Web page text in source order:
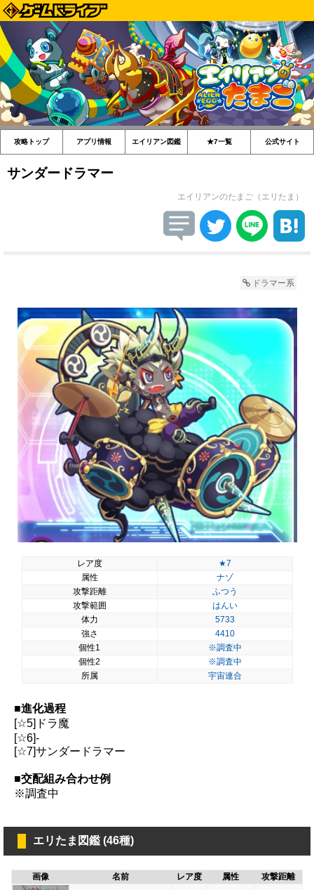
攻略トップ アプリ情報 エイリアン図鑑 ★7一覧 公式サイト
サンダードラマー
エイリアンのたまご（エリたま）
ドラマー系
レア度
★7
属性
ナゾ
攻撃距離
ふつう
攻撃範囲
はんい
体力
5733
強さ
4410
個性1
※調査中
個性2
※調査中
所属
宇宙連合
■進化過程
[☆5]ドラ魔
[☆6]-
[☆7]サンダードラマー
■交配組み合わせ例
※調査中
エリたま図鑑 (46種)
画像 名前 レア度 属性 攻撃距離